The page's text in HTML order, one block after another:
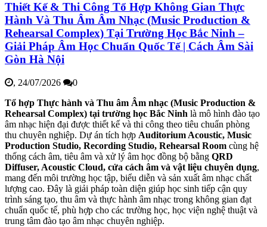
Thiết Kế & Thi Công Tổ Hợp Không Gian Thực
Hành Và Thu Âm Âm Nhạc (Music Production &
Rehearsal Complex) Tại Trường Học Bắc Ninh –
Giải Pháp Âm Học Chuẩn Quốc Tế | Cách Âm Sài
Gòn Hà Nội
, 24/07/2026
0
Tổ hợp Thực hành và Thu âm Âm nhạc (Music Production &
Rehearsal Complex) tại trường học Bắc Ninh là mô hình đào tạo
âm nhạc hiện đại được thiết kế và thi công theo tiêu chuẩn phòng
thu chuyên nghiệp. Dự án tích hợp Auditorium Acoustic, Music
Production Studio, Recording Studio, Rehearsal Room cùng hệ
thống cách âm, tiêu âm và xử lý âm học đồng bộ bằng QRD
Diffuser, Acoustic Cloud, cửa cách âm và vật liệu chuyên dụng,
mang đến môi trường học tập, biểu diễn và sản xuất âm nhạc chất
lượng cao. Đây là giải pháp toàn diện giúp học sinh tiếp cận quy
trình sáng tạo, thu âm và thực hành âm nhạc trong không gian đạt
chuẩn quốc tế, phù hợp cho các trường học, học viện nghệ thuật và
trung tâm đào tạo âm nhạc chuyên nghiệp.